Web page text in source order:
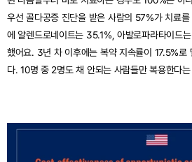
우선 골다공증 진단을 받은 사람의 57%가 치료를
에 알렌드로네이트는 35.1%, 아발로파라타이드
했어요. 3년 차 이후에는 복약 지속률이 17.5%로
다. 10명 중 2명도 채 안되는 사람들만 복용한다